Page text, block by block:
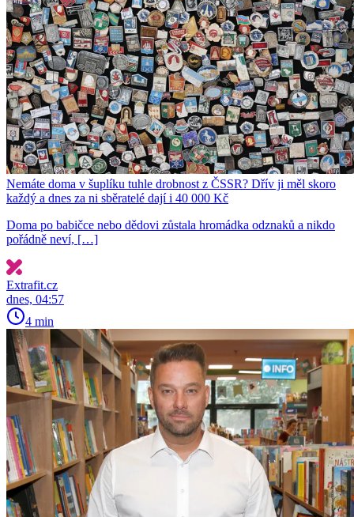
Nemáte doma v šuplíku tuhle drobnost z ČSSR? Dřív ji měl skoro
každý a dnes za ni sběratelé dají i 40 000 Kč
Doma po babičce nebo dědovi zůstala hromádka odznaků a nikdo
pořádně neví, […]
Extrafit.cz
dnes, 04:57
4 min